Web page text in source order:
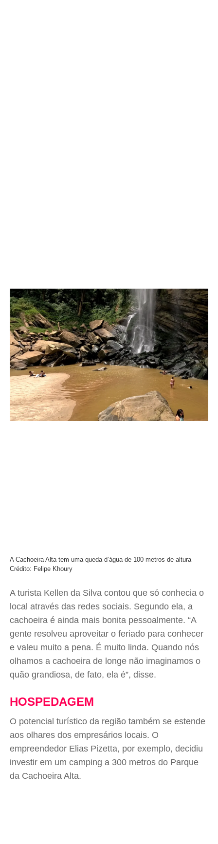
A Cachoeira Alta tem uma queda d’água de 100 metros de altura
Crédito: Felipe Khoury
A turista Kellen da Silva contou que só conhecia o
local através das redes sociais. Segundo ela, a
cachoeira é ainda mais bonita pessoalmente. “A
gente resolveu aproveitar o feriado para conhecer
e valeu muito a pena. É muito linda. Quando nós
olhamos a cachoeira de longe não imaginamos o
quão grandiosa, de fato, ela é”, disse.
HOSPEDAGEM
O potencial turístico da região também se estende
aos olhares dos empresários locais. O
empreendedor Elias Pizetta, por exemplo, decidiu
investir em um camping a 300 metros do Parque
da Cachoeira Alta.